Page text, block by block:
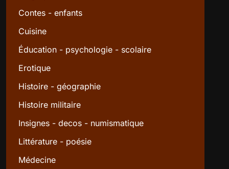
Contes - enfants
Cuisine
Éducation - psychologie - scolaire
Erotique
Histoire - géographie
Histoire militaire
Insignes - decos - numismatique
Littérature - poésie
Médecine